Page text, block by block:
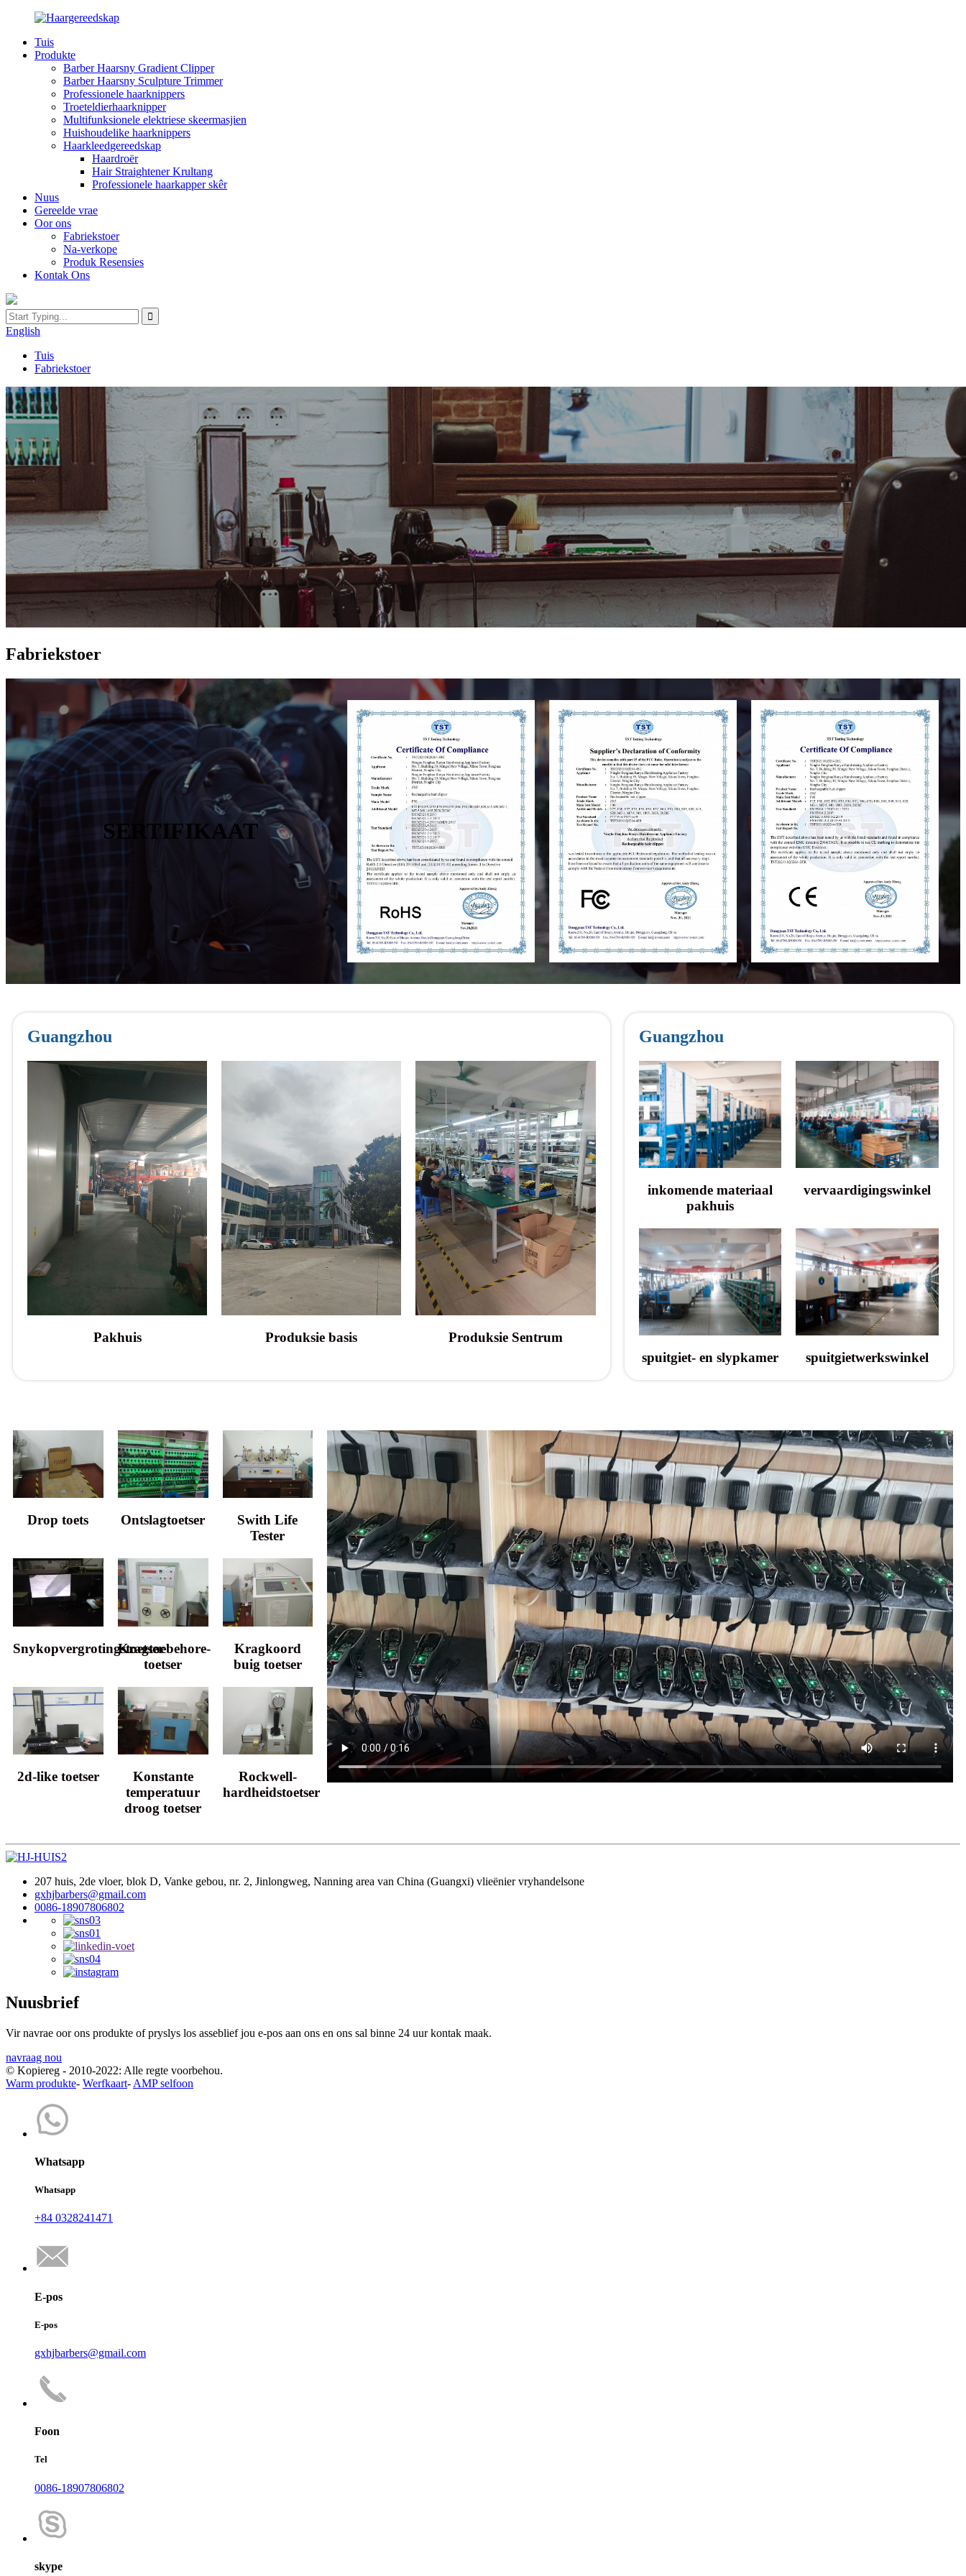
Tuis
Produkte
Barber Haarsny Gradient Clipper
Barber Haarsny Sculpture Trimmer
Professionele haarknippers
Troeteldierhaarknipper
Multifunksionele elektriese skeermasjien
Huishoudelike haarknippers
Haarkleedgereedskap
Haardroër
Hair Straightener Krultang
Professionele haarkapper skêr
Nuus
Gereelde vrae
Oor ons
Fabriekstoer
Na-verkope
Produk Resensies
Kontak Ons
English
Tuis
Fabriekstoer
Fabriekstoer
SERTIFIKAAT
Guangzhou
Pakhuis Produksie basis Produksie Sentrum
Guangzhou
inkomende materiaal
pakhuis
vervaardigingswinkel
spuitgiet- en slypkamer spuitgietwerkswinkel
Drop toets Ontslagtoetser
Swith Life
Tester
SnykopvergrotingstoetserKragtoebehore-
toetser
Kragkoord
buig toetser
2d-like toetser
Konstante
temperatuur
droog toetser
Rockwell-
hardheidstoetser
207 huis, 2de vloer, blok D, Vanke gebou, nr. 2, Jinlongweg, Nanning area van China (Guangxi) vlieënier vryhandelsone
gxhjbarbers@gmail.com
0086-18907806802
Nuusbrief
Vir navrae oor ons produkte of pryslys los asseblief jou e-pos aan ons en ons sal binne 24 uur kontak maak.
navraag nou
© Kopiereg - 2010-2022: Alle regte voorbehou.
Warm produkte- Werfkaart- AMP selfoon
Whatsapp
Whatsapp
+84 0328241471
E-pos
E-pos
gxhjbarbers@gmail.com
Foon
Tel
0086-18907806802
skype